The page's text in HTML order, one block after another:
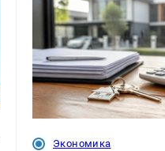
Экономика